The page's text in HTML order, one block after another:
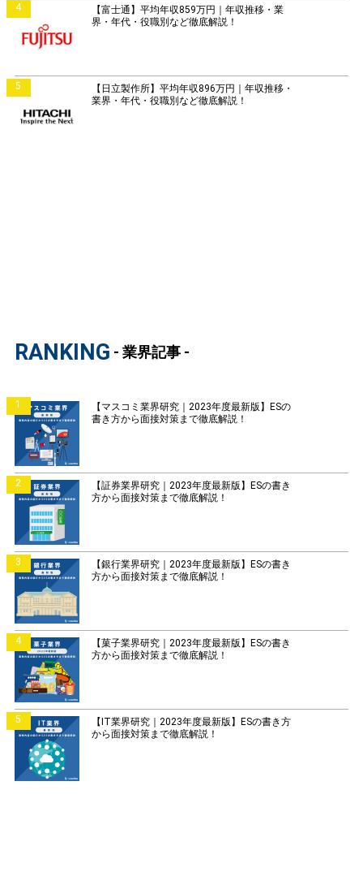
4
【富士通】平均年収859万円｜年収推移・業
界・年代・役職別など徹底解説！
5
【日立製作所】平均年収896万円｜年収推移・
業界・年代・役職別など徹底解説！
RANKING - 業界記事 -
1
【マスコミ業界研究｜2023年度最新版】ESの
書き方から面接対策まで徹底解説！
2
【証券業界研究｜2023年度最新版】ESの書き
方から面接対策まで徹底解説！
3
【銀行業界研究｜2023年度最新版】ESの書き
方から面接対策まで徹底解説！
4
【菓子業界研究｜2023年度最新版】ESの書き
方から面接対策まで徹底解説！
5
【IT業界研究｜2023年度最新版】ESの書き方
から面接対策まで徹底解説！